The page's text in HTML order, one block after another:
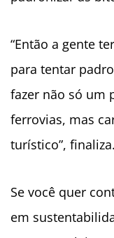
“Então a gente
para tentar
fazer não só um
ferrovias, mas
turístico”, finaliza.
Se você quer
em